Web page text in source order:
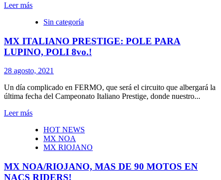
Leer más
Sin categoría
MX ITALIANO PRESTIGE: POLE PARA
LUPINO, POLI 8vo.!
28 agosto, 2021
Un día complicado en FERMO, que será el circuito que albergará la
última fecha del Campeonato Italiano Prestige, donde nuestro...
Leer más
HOT NEWS
MX NOA
MX RIOJANO
MX NOA/RIOJANO, MAS DE 90 MOTOS EN
NACS RIDERS!